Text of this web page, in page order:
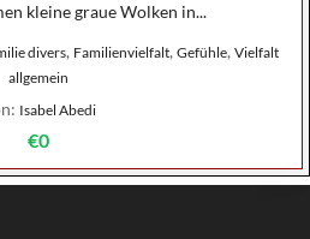
kleine graue Wolken in...
divers, Familienvielfalt, Gefühle, Vielfalt
allgemein
Isabel Abedi
€0